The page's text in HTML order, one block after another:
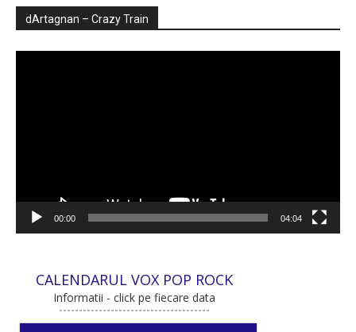
dArtagnan – Crazy Train
00:00 04:04
CALENDARUL VOX POP ROCK
Informatii - click pe fiecare data